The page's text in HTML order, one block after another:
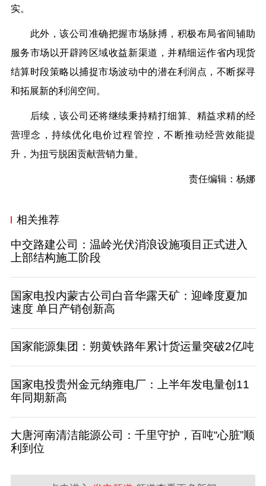
实。
此外，该公司准确把握市场脉搏，积极布局省间辅助
服务市场以开辟跨区域收益新渠道，并精细运作省内现货
结算时段策略以捕捉市场波动中的潜在利润点，不断探寻
和拓展新的利润空间。
后续，该公司还将继续秉持精打细算、精益求精的经
营理念，持续优化电价过程管控，不断推动经营效能提
升，为扭亏脱困贡献营销力量。
责任编辑：杨娜
相关推荐
中交路建公司：温岭光伏消浪设施项目正式进入
上部结构施工阶段
国家电投内蒙古公司白音华露天矿：迎峰度夏加
速度 单日产销创新高
国家能源集团：朔黄铁路年累计货运量突破2亿吨
国家电投贵州金元纳雍电厂：上半年发电量创11
年同期新高
大唐河南清洁能源公司：千里守护，百吨“心脏”顺
利到位 ​